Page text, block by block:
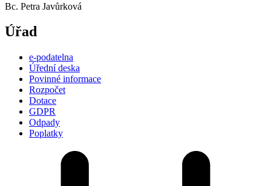
Bc. Petra Javůrková
Úřad
e-podatelna
Úřední deska
Povinné informace
Rozpočet
Dotace
GDPR
Odpady
Poplatky